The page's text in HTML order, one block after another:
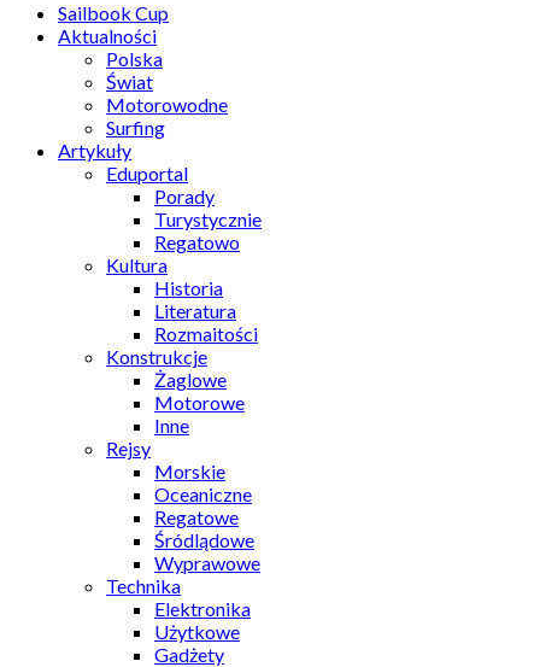
Sailbook Cup
Aktualności
Polska
Świat
Motorowodne
Surfing
Artykuły
Eduportal
Porady
Turystycznie
Regatowo
Kultura
Historia
Literatura
Rozmaitości
Konstrukcje
Żaglowe
Motorowe
Inne
Rejsy
Morskie
Oceaniczne
Regatowe
Śródlądowe
Wyprawowe
Technika
Elektronika
Użytkowe
Gadżety